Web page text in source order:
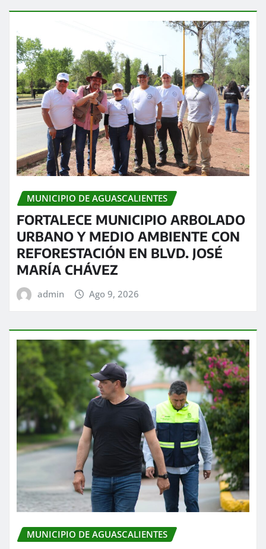
MUNICIPIO DE AGUASCALIENTES
FORTALECE MUNICIPIO ARBOLADO
URBANO Y MEDIO AMBIENTE CON
REFORESTACIÓN EN BLVD. JOSÉ
MARÍA CHÁVEZ
admin Ago 9, 2026
MUNICIPIO DE AGUASCALIENTES